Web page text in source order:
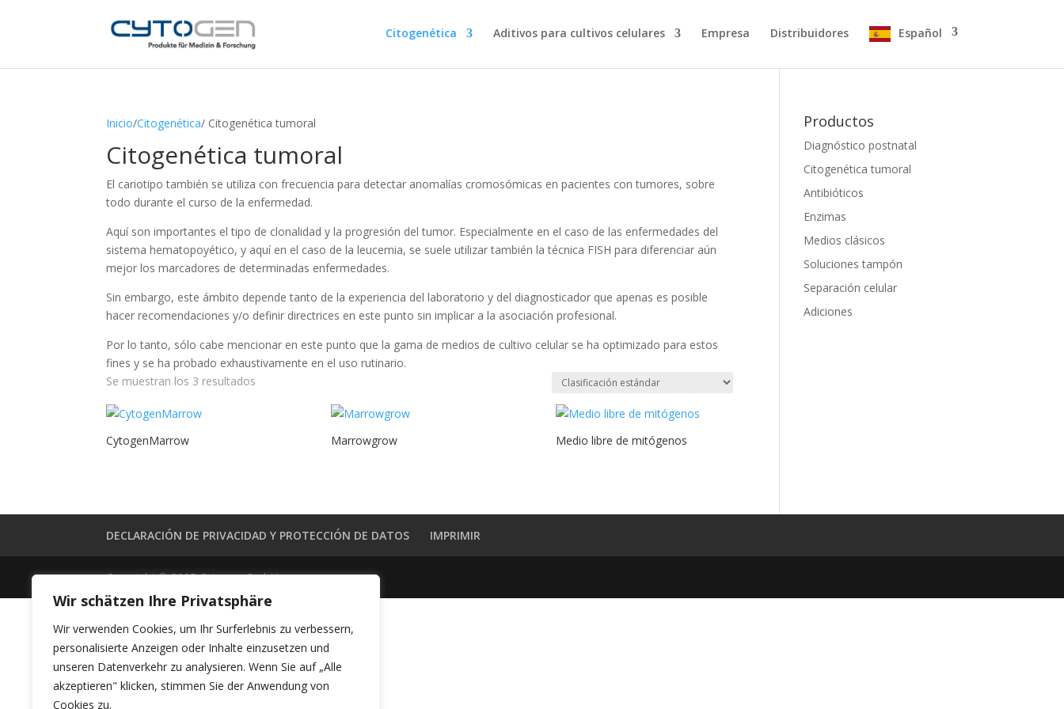
Wir schätzen Ihre Privatsphäre
Wir verwenden Cookies, um Ihr Surferlebnis zu verbessern,
personalisierte Anzeigen oder Inhalte einzusetzen und
unseren Datenverkehr zu analysieren. Wenn Sie auf „Alle
akzeptieren" klicken, stimmen Sie der Anwendung von
Cookies zu.
Citogenética Aditivos para cultivos celulares Empresa Distribuidores Español
Inicio/Citogenética/ Citogenética tumoral
Citogenética tumoral
El cariotipo también se utiliza con frecuencia para detectar anomalías cromosómicas en pacientes con tumores, sobre
todo durante el curso de la enfermedad.
Aquí son importantes el tipo de clonalidad y la progresión del tumor. Especialmente en el caso de las enfermedades del
sistema hematopoyético, y aquí en el caso de la leucemia, se suele utilizar también la técnica FISH para diferenciar aún
mejor los marcadores de determinadas enfermedades.
Sin embargo, este ámbito depende tanto de la experiencia del laboratorio y del diagnosticador que apenas es posible
hacer recomendaciones y/o definir directrices en este punto sin implicar a la asociación profesional.
Por lo tanto, sólo cabe mencionar en este punto que la gama de medios de cultivo celular se ha optimizado para estos
fines y se ha probado exhaustivamente en el uso rutinario.
Se muestran los 3 resultados
CytogenMarrow Marrowgrow Medio libre de mitógenos
Productos
Diagnóstico postnatal
Citogenética tumoral
Antibióticos
Enzimas
Medios clásicos
Soluciones tampón
Separación celular
Adiciones
DECLARACIÓN DE PRIVACIDAD Y PROTECCIÓN DE DATOS IMPRIMIR
Copyright © 2025 Cytogen GmbH